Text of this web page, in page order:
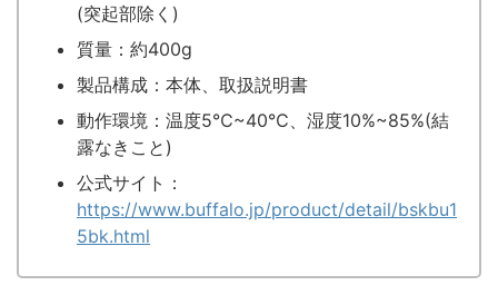
(突起部除く)
質量：約400g
製品構成：本体、取扱説明書
動作環境：温度5℃~40℃、湿度10%~85%(結
露なきこと)
公式サイト：
https://www.buffalo.jp/product/detail/bskbu1
5bk.html